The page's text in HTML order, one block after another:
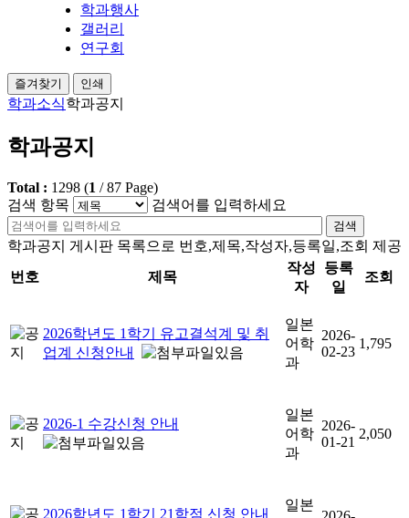
학과행사
갤러리
연구회
즐겨찾기 인쇄
학과소식학과공지
학과공지
Total : 1298 (1 /87 Page)
검색 항목
검색어를 입력하세요
검색
학과공지 게시판 목록으로 번호,제목,작성자,등록일,조회 제공
번호
제목
작성
자
등록
일
조회
2026학년도 1학기 유고결석계 및 취
업계 신청안내
일본
어학
과
2026-
02-23
1,795
2026-1 수강신청 안내
일본
어학
과
2026-
01-21
2,050
2026학년도 1학기 21학점 신청 안내
일본